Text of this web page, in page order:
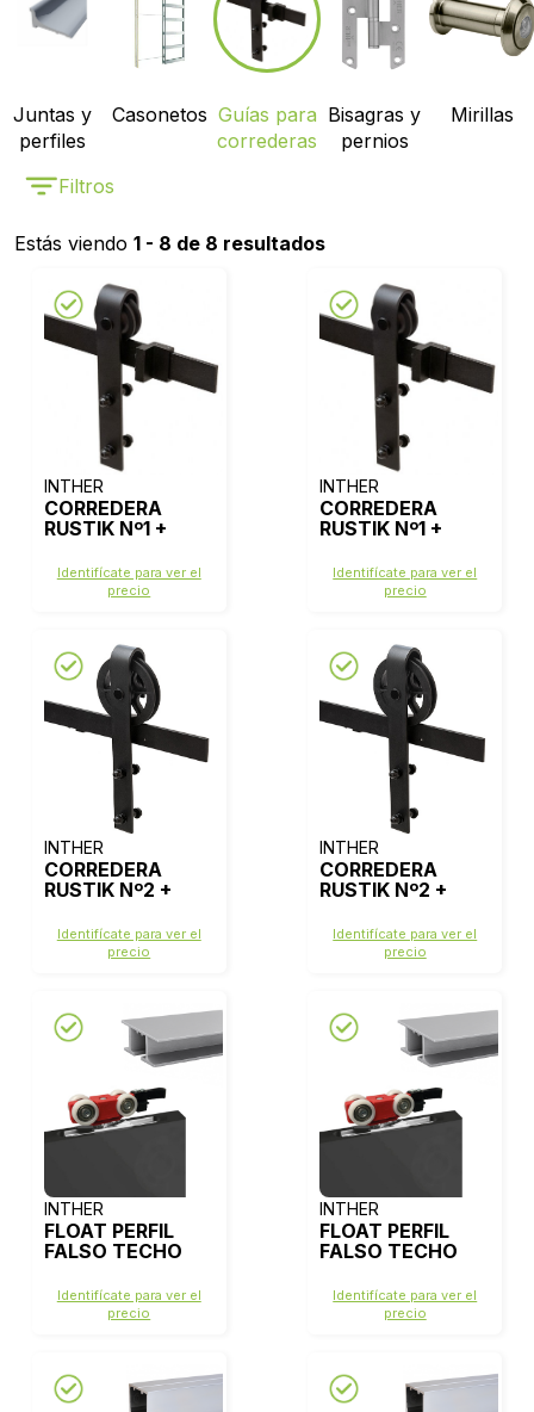
Juntas y
perfiles
Casonetos Guías para
correderas
Bisagras y
pernios
Mirillas
Filtros
Estás viendo 1 - 8 de 8 resultados
INTHER
CORREDERA
RUSTIK Nº1 +
Identifícate para ver el
precio
INTHER
CORREDERA
RUSTIK Nº1 +
Identifícate para ver el
precio
INTHER
CORREDERA
RUSTIK Nº2 +
Identifícate para ver el
precio
INTHER
CORREDERA
RUSTIK Nº2 +
Identifícate para ver el
precio
INTHER
FLOAT PERFIL
FALSO TECHO
JUEGO
ACCESORIOS F-
Identifícate para ver el
precio
INTHER
FLOAT PERFIL
FALSO TECHO
JUEGO
ACCESORIOS F-
Identifícate para ver el
precio